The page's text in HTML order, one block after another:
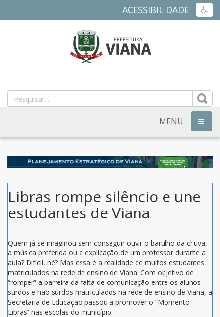
ACESSIBILIDADE
MUNICIPAL
DE
VIANA
ES
MENU
Libras rompe silêncio e une
estudantes de Viana
Quem já se imaginou sem conseguir ouvir o barulho da chuva,
a música preferida ou a explicação de um professor durante a
aula? Difícil, né? Mas essa é a realidade de muitos estudantes
matriculados na rede de ensino de Viana. Com objetivo de
“romper” a barreira da falta de comunicação entre os alunos
surdos e não surdos matriculados na rede de ensino de Viana, a
Secretaria de Educação passou a promover o “Momento
Libras” nas escolas do município.